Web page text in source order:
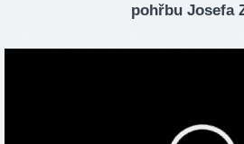
pohřbu Josefa